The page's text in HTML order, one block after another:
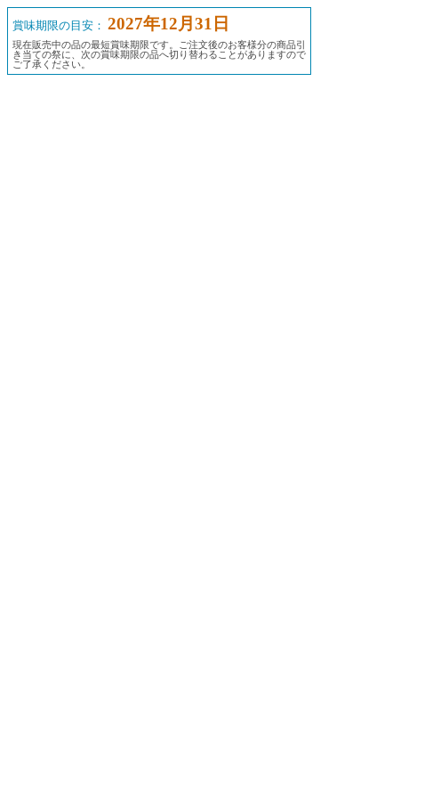
賞味期限の目安： 2027年12月31日
現在販売中の品の最短賞味期限です。ご注文後のお客様分の商品引
き当ての祭に、次の賞味期限の品へ切り替わることがありますので
ご了承ください。